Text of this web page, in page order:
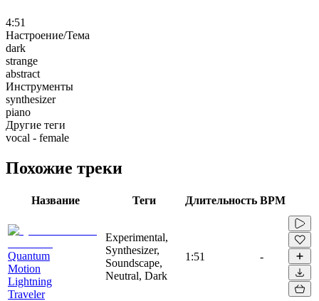
4:51
Настроение/Тема
dark
strange
abstract
Инструменты
synthesizer
piano
Другие теги
vocal - female
Похожие треки
Название Теги Длительность BPM
Quantum
Motion
Lightning
Traveler
Experimental,
Synthesizer,
Soundscape,
Neutral, Dark
1:51 -